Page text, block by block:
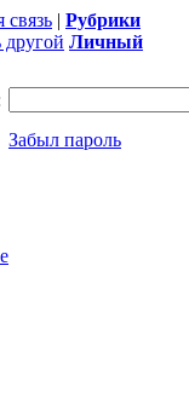
связь | Рубрики
Личный
Забыл пароль